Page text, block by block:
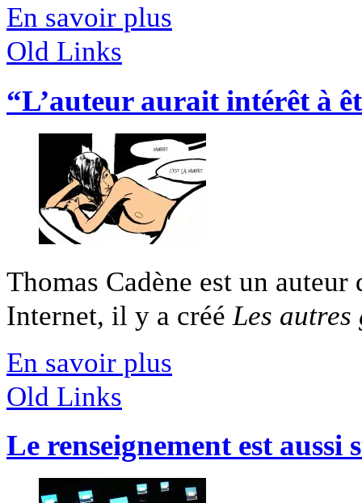
En savoir plus
Old Links
“L’auteur aurait intérêt à
Thomas Cadène est un
Internet, il y a créé Les autres
En savoir plus
Old Links
Le renseignement est aussi